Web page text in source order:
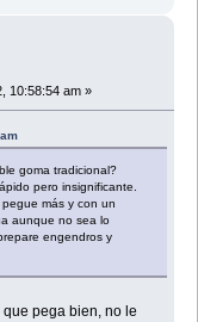
10:58:54 am »
goma tradicional?
pero insignificante.
más y con un
aunque no sea lo
engendros y
pega bien, no le